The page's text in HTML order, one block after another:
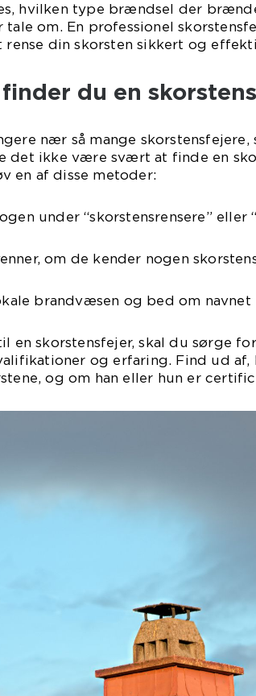
hvilken type brændsel der
tale om. En professionel
din skorsten sikkert og
du en
nær så mange
det ikke være svært at finde en
en af disse metoder:
under “skorstensrensere” eller
om de kender nogen
brandvæsen og bed om navnet
en skorstensfejer, skal du sørge
og erfaring. Find ud
og om han eller hun er